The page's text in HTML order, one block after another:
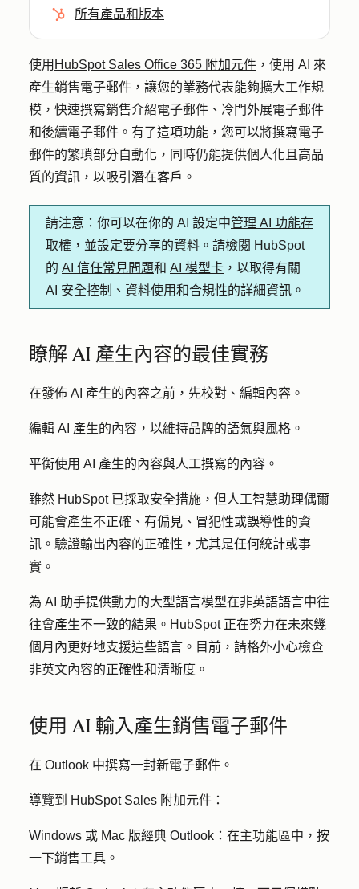
所有產品和版本
使用 HubSpot Sales Office 365 附加元件 ，使用 AI 來
產生銷售電子郵件，讓您的業務代表能夠擴大工作規
模，快速撰寫銷售介紹電子郵件、冷門外展電子郵件
和後續電子郵件。有了這項功能，您可以將撰寫電子
郵件的繁瑣部分自動化，同時仍能提供個人化且高品
質的資訊，以吸引潛在客戶。
請注意 ：你可以在你的 AI 設定中管理 AI 功能存
取權 ，並設定要分享的資料。請檢閱 HubSpot
的 AI 信任常見問題和 AI 模型卡 ，以取得有關
AI 安全控制、資料使用和合規性的詳細資訊。
瞭解 AI 產生內容的最佳實務
在發佈 AI 產生的內容之前，先校對、編輯內容。
編輯 AI 產生的內容，以維持品牌的語氣與風格。
平衡使用 AI 產生的內容與人工撰寫的內容。
雖然 HubSpot 已採取安全措施，但人工智慧助理偶爾
可能會產生不正確、有偏見、冒犯性或誤導性的資
訊。驗證輸出內容的正確性，尤其是任何統計或事
實。
為 AI 助手提供動力的大型語言模型在非英語語言中往
往會產生不一致的結果。HubSpot 正在努力在未來幾
個月內更好地支援這些語言。目前，請格外小心檢查
非英文內容的正確性和清晰度。
使用 AI 輸入產生銷售電子郵件
在 Outlook 中撰寫一封新電子郵件。
導覽到 HubSpot Sales 附加元件：
Windows 或 Mac 版經典 Outlook： 在主功能區中，按
一下銷售工具 。